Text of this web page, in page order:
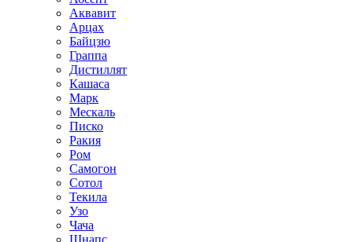
Аквавит
Арцах
Байцзю
Граппа
Дистиллят
Кашаса
Марк
Мескаль
Писко
Ракия
Ром
Самогон
Сотол
Текила
Узо
Чача
Шнапс